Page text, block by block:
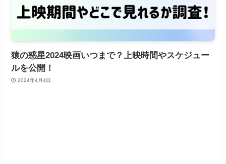
猿の惑星2024映画いつまで？上映時間やスケジュー
ルを公開！
2024年4月4日